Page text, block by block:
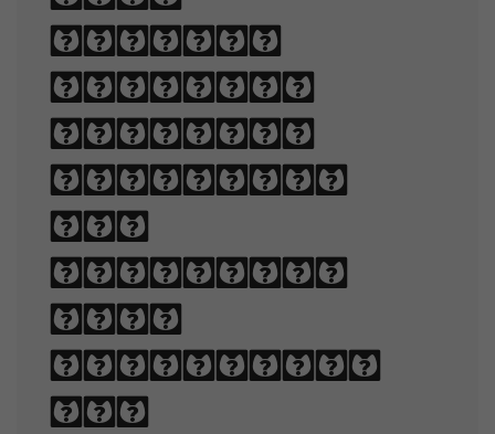
written
language
legible,
readable,
and
appealing
when
displayed.
The